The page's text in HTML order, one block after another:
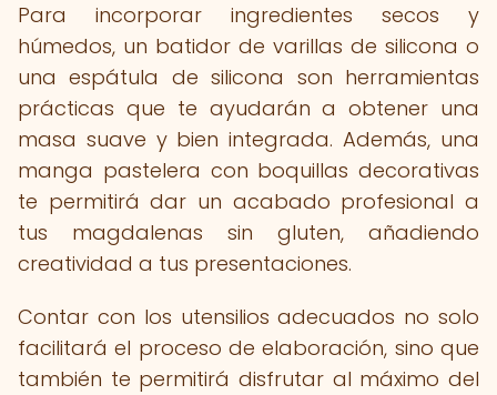
Para incorporar ingredientes secos y
húmedos, un batidor de varillas de silicona o
una espátula de silicona son herramientas
prácticas que te ayudarán a obtener una
masa suave y bien integrada. Además, una
manga pastelera con boquillas decorativas
te permitirá dar un acabado profesional a
tus magdalenas sin gluten, añadiendo
creatividad a tus presentaciones.
Contar con los utensilios adecuados no solo
facilitará el proceso de elaboración, sino que
también te permitirá disfrutar al máximo del